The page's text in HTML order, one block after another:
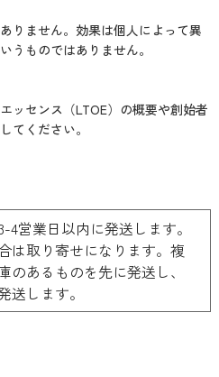
りません。効果は個人によって異
うものではありません。
ッセンス（LTOE）の概要や創始者
てください。
営業日以内に発送します。
は取り寄せになります。複
あるものを先に発送し、
発送します。